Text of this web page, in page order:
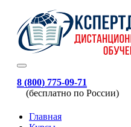
8 (800) 775-09-71
(бесплатно по России)
Главная